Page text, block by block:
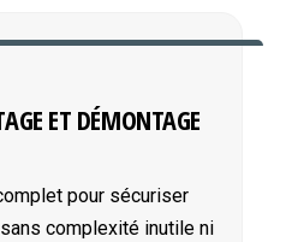
ET DÉMONTAGE
pour sécuriser
complexité inutile ni